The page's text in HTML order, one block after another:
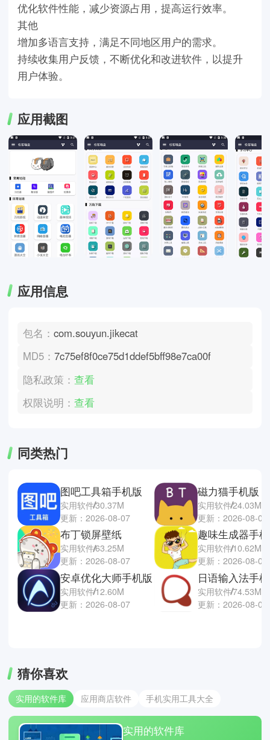
优化软件性能，减少资源占用，提高运行效率。
其他
增加多语言支持，满足不同地区用户的需求。
持续收集用户反馈，不断优化和改进软件，以提升
用户体验。
应用截图
应用信息
包名：com.souyun.jikecat
MD5：7c75ef8f0ce75d1ddef5bff98e7ca00f
隐私政策：查看
权限说明：查看
同类热门
图吧工具箱手机版
实用软件30.37M
更新：2026-08-07
布丁锁屏壁纸
实用软件63.25M
更新：2026-08-07
安卓优化大师手机版
实用软件12.60M
更新：2026-08-07
磁力猫手机版
实用软件24.03M
更新：2026-08-07
趣味生成器手
实用软件10.62M
更新：2026-08-07
日语输入法手
实用软件74.53M
更新：2026-08-06
猜你喜欢
实用的软件库 应用商店软件 手机实用工具大全
实用的软件库